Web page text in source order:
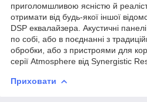
приголомшливою ясністю й
отримати від будь-якої іншої
DSP еквалайзера. Акустичні
по собі, або в поєднанні з
обробки, або з пристроями для
серії Atmosphere від Synergistic
Приховати